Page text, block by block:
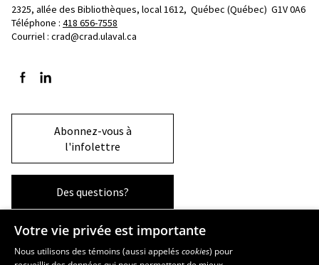
2325, allée des Bibliothèques, local 1612, Québec (Québec)  G1V 0A6
Téléphone : 418 656-7558
Courriel : crad@crad.ulaval.ca
Suivez-nous sur Facebook
Suivez-nous sur LinkedIn
Abonnez-vous à
l'infolettre
Des questions?
La Faculté et ses écoles
Votre vie privée est importante
Nous utilisons des témoins (aussi appeléscookies) pour